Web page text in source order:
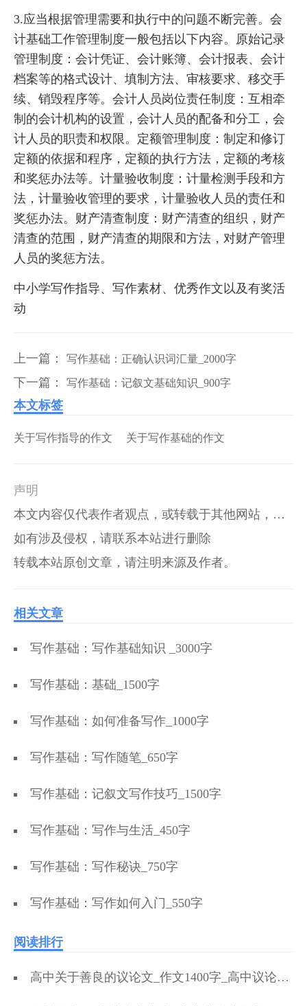
3.应当根据管理需要和执行中的问题不断完善。会
计基础工作管理制度一般包括以下内容。原始记录
管理制度：会计凭证、会计账簿、会计报表、会计
档案等的格式设计、填制方法、审核要求、移交手
续、销毁程序等。会计人员岗位责任制度：互相牵
制的会计机构的设置，会计人员的配备和分工，会
计人员的职责和权限。定额管理制度：制定和修订
定额的依据和程序，定额的执行方法，定额的考核
和奖惩办法等。计量验收制度：计量检测手段和方
法，计量验收管理的要求，计量验收人员的责任和
奖惩办法。财产清查制度：财产清查的组织，财产
清查的范围，财产清查的期限和方法，对财产管理
人员的奖惩方法。
中小学写作指导、写作素材、优秀作文以及有奖活
动
上一篇： 写作基础：正确认识词汇量_2000字
下一篇： 写作基础：记叙文基础知识_900字
本文标签
关于写作指导的作文 关于写作基础的作文
声明
本文内容仅代表作者观点，或转载于其他网站，本站不以此文作为商业用途
如有涉及侵权，请联系本站进行删除
转载本站原创文章，请注明来源及作者。
相关文章
写作基础：写作基础知识 _3000字
写作基础：基础_1500字
写作基础：如何准备写作_1000字
写作基础：写作随笔_650字
写作基础：记叙文写作技巧_1500字
写作基础：写作与生活_450字
写作基础：写作秘诀_750字
写作基础：写作如何入门_550字
阅读排行
高中关于善良的议论文_作文1400字_高中议论文作文